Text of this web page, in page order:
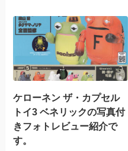
ケローネン ザ・カプセル
トイ3 ベネリックの写真付
きフォトレビュー紹介で
す。